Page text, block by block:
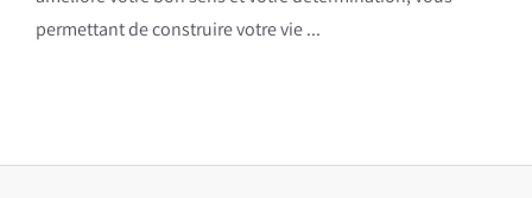
permettant de construire votre vie ...